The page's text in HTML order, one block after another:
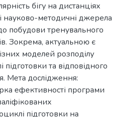
бігу на дистанціях
науково-методичні джерела
побудови тренувального
Зокрема, актуальною є
моделей розподілу
та відповідного
Мета дослідження:
ефективності програми
підготовки на